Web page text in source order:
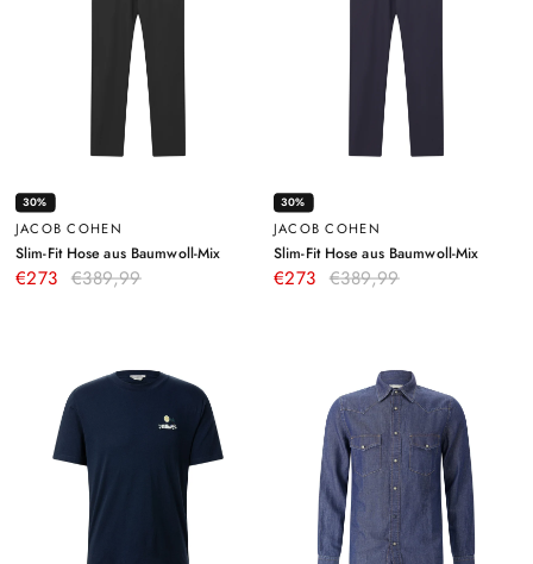
30%
JACOB COHEN
Slim-Fit Hose aus Baumwoll-Mix–
€273 €389,99
30%
JACOB COHEN
Slim-Fit Hose aus Baumwoll-Mix–
€273 €389,99